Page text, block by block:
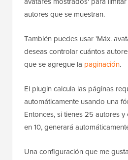
autores que se muestran.
También puedes usar 'Máx.
deseas controlar cuántos
que se agregue la paginación.
El plugin calcula las páginas
automáticamente usando una
Entonces, si tienes 25 autores
en 10, generará
Una configuración que me